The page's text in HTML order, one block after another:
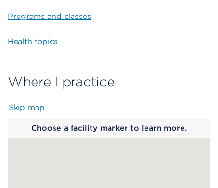
Programs and classes
Health topics
Where I practice
Skip map
Choose a facility marker to learn more.